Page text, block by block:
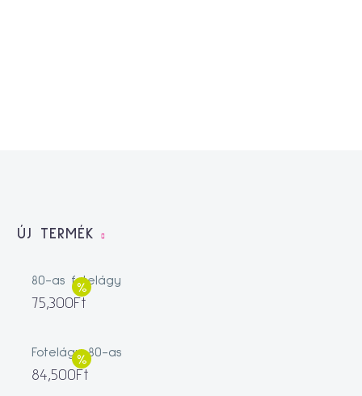
ÚJ TERMÉK
80-as fotelágy
75,300Ft
Fotelágy 80-as
84,500Ft